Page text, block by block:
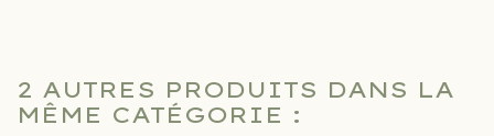
2 AUTRES PRODUITS DANS LA
MÊME CATÉGORIE :